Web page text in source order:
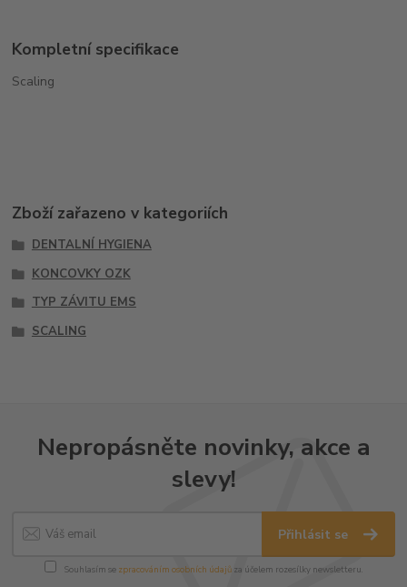
Kompletní specifikace
Scaling
Zboží zařazeno v kategoriích
DENTALNÍ HYGIENA
KONCOVKY OZK
TYP ZÁVITU EMS
SCALING
Nepropásněte novinky, akce a
slevy!
Přihlásit se
Souhlasím se zpracováním osobních údajůza účelem rozesílky newsletteru.